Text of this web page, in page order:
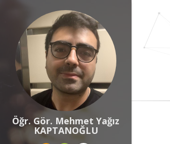
Öğr. Gör. Mehmet Yağız
KAPTANOĞLU